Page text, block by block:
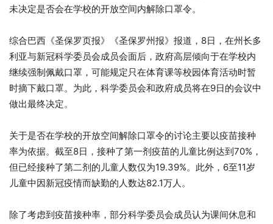
未决定是否会在学校的开放空间内解除口罩令。
综合巴西《圣保罗页报》《圣保罗州报》报道，8日，在州长多
利亚与新冠科学委员会成员会面后，政府高层倾向于在学校内
继续强制佩戴口罩，可能规定只在体育课等校园体育活动时暂
时摘下戴口罩。为此，科学委员会和政府成员将在9日的会议中
做出最终决定。
关于是否在学校的开放空间解除口罩令的讨论主要以疫苗接种
率为依据。截至8日，接种了第一剂疫苗的儿童比例达到70%，
但已经接种了第二剂的儿童人数仅为19.39%。此外，6至11岁
儿童中因新冠疫情而缺勤的人数达82.1万人。
除了考虑到疫苗接种率，部分科学委员会成员认为课间休息和